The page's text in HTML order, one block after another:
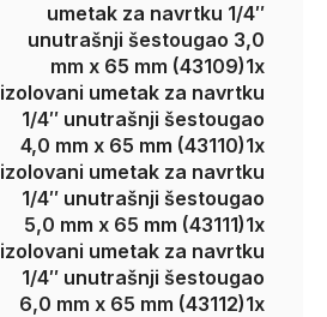
umetak za navrtku 1/4″
unutrašnji šestougao 3,0
mm x 65 mm (43109)1x
izolovani umetak za navrtku
1/4″ unutrašnji šestougao
4,0 mm x 65 mm (43110)1x
izolovani umetak za navrtku
1/4″ unutrašnji šestougao
5,0 mm x 65 mm (43111)1x
izolovani umetak za navrtku
1/4″ unutrašnji šestougao
6,0 mm x 65 mm (43112)1x